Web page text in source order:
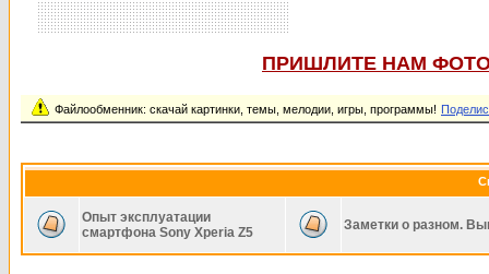
ПРИШЛИТЕ НАМ
Файлообменник: скачай картинки, темы, мелодии, игры, программы!
Опыт эксплуатации
смартфона Sony Xperia Z5
Заметки о разном.